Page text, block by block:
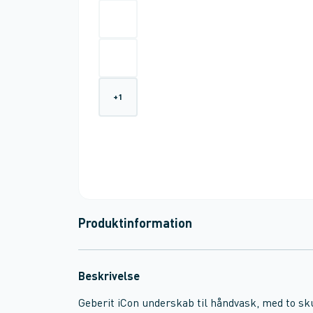
+1
Produktinformation
Beskrivelse
Geberit iCon underskab til håndvask, med to